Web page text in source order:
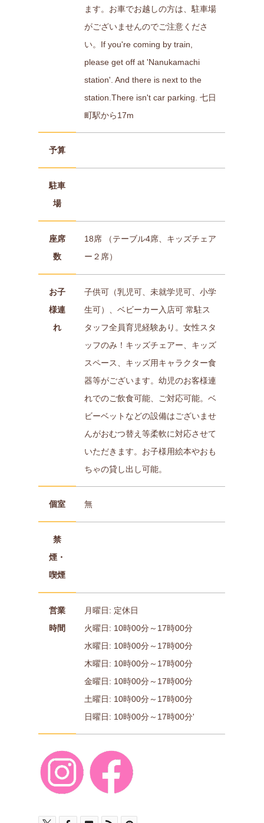
ます。お車でお越しの方は、駐車場
がございませんのでご注意くださ
い。If you're coming by train,
please get off at 'Nanukamachi
station'. And there is next to the
station.There isn't car parking. 七日
町駅から17m
予算
駐車
場
座席
数
18席 （テーブル4席、キッズチェア
ー２席）
お子
様連
れ
子供可（乳児可、未就学児可、小学
生可）、ベビーカー入店可 常駐ス
タッフ全員育児経験あり。女性スタ
ッフのみ！キッズチェアー、キッズ
スペース、キッズ用キャラクター食
器等がございます。幼児のお客様連
れでのご飲食可能、ご対応可能。ベ
ビーベットなどの設備はございませ
んがおむつ替え等柔軟に対応させて
いただきます。お子様用絵本やおも
ちゃの貸し出し可能。
個室 無
禁
煙・
喫煙
営業
時間
月曜日: 定休日
火曜日: 10時00分～17時00分
水曜日: 10時00分～17時00分
木曜日: 10時00分～17時00分
金曜日: 10時00分～17時00分
土曜日: 10時00分～17時00分
日曜日: 10時00分～17時00分'